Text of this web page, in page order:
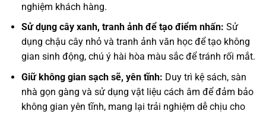
nghiệm khách hàng.
Sử dụng cây xanh, tranh ảnh để tạo điểm nhấn: Sử
dụng chậu cây nhỏ và tranh ảnh văn học để tạo không
gian sinh động, chú ý hài hòa màu sắc để tránh rối mắt.
Giữ không gian sạch sẽ, yên tĩnh: Duy trì kệ sách, sàn
nhà gọn gàng và sử dụng vật liệu cách âm để đảm bảo
không gian yên tĩnh, mang lại trải nghiệm dễ chịu cho